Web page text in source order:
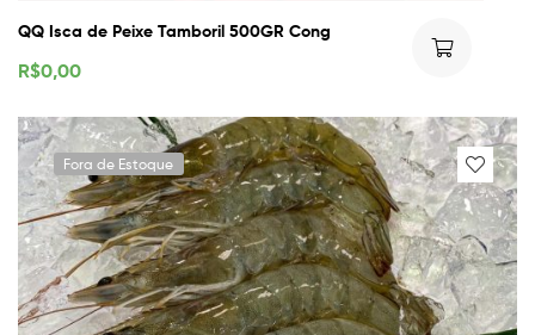
QQ Isca de Peixe Tamboril 500GR Cong
R$0,00
Fora de Estoque